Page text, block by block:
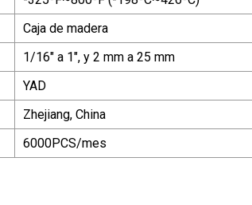
Caja de madera
1/16" a 1", y 2 mm a 25 mm
YAD
Zhejiang, China
6000PCS/mes